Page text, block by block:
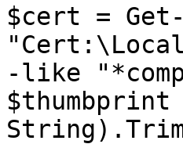
$cert =
-like